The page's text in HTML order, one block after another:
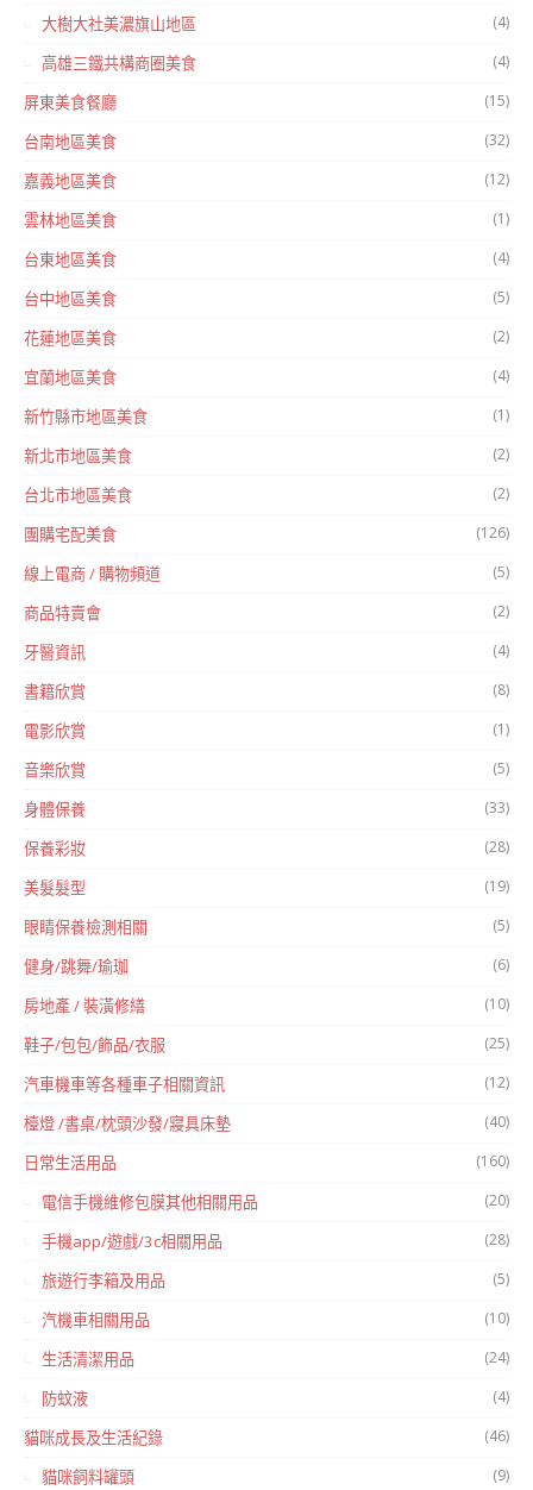
大樹大社美濃旗山地區 (4)
高雄三鐵共構商圈美食 (4)
屏東美食餐廳 (15)
台南地區美食 (32)
嘉義地區美食 (12)
雲林地區美食 (1)
台東地區美食 (4)
台中地區美食 (5)
花蓮地區美食 (2)
宜蘭地區美食 (4)
新竹縣市地區美食 (1)
新北市地區美食 (2)
台北市地區美食 (2)
團購宅配美食 (126)
線上電商 / 購物頻道 (5)
商品特賣會 (2)
牙醫資訊 (4)
書籍欣賞 (8)
電影欣賞 (1)
音樂欣賞 (5)
身體保養 (33)
保養彩妝 (28)
美髮髮型 (19)
眼睛保養檢測相關 (5)
健身/跳舞/瑜珈 (6)
房地產 / 裝潢修繕 (10)
鞋子/包包/飾品/衣服 (25)
汽車機車等各種車子相關資訊 (12)
檯燈 /書桌/枕頭沙發/寢具床墊 (40)
日常生活用品 (160)
電信手機維修包膜其他相關用品 (20)
手機app/遊戲/3c相關用品 (28)
旅遊行李箱及用品 (5)
汽機車相關用品 (10)
生活清潔用品 (24)
防蚊液 (4)
貓咪成長及生活紀錄 (46)
貓咪飼料罐頭 (9)